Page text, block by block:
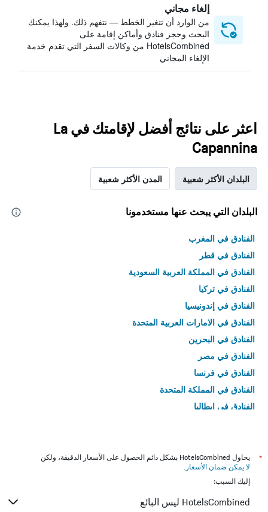
إلغاء مجاني
من الوارد أن تتغير الخطط — نتفهم ذلك. ولهذا يمكنك
البحث وحجز فنادق وأماكن إقامة على
HotelsCombined من وكالات السفر التي تقدم خدمة
الإلغاء المجاني
اعثر على نتائج أفضل لإقامتك في La
Capannina
البلدان الأكثر شعبية المدن الأكثر شعبية
البلدان التي يبحث عنها مستخدمونا
الفنادق في المغرب
الفنادق في قطر
الفنادق في المملكة العربية السعودية
الفنادق في تركيا
الفنادق في إندونيسيا
الفنادق في الامارات العربية المتحدة
الفنادق في البحرين
الفنادق في مصر
الفنادق في فرنسا
الفنادق في المملكة المتحدة
الفنادق في إيطاليا
*
يحاول HotelsCombined بشكل دائم الحصول على الأسعار الدقيقة، ولكن
لا يمكن ضمان الأسعار .
إليك السبب:
HotelsCombined ليس البائع